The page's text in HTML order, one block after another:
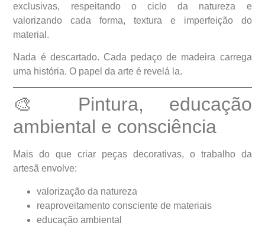
exclusivas, respeitando o ciclo da natureza e
valorizando cada forma, textura e imperfeição do
material.
Nada é descartado. Cada pedaço de madeira carrega
uma história. O papel da arte é revelá la.
🎨 Pintura, educação
ambiental e consciência
Mais do que criar peças decorativas, o trabalho da
artesã envolve:
valorização da natureza
reaproveitamento consciente de materiais
educação ambiental